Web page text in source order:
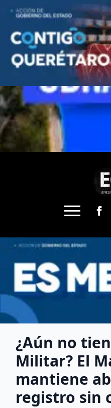
¿Aún no
Militar? El
mantiene
registro sin